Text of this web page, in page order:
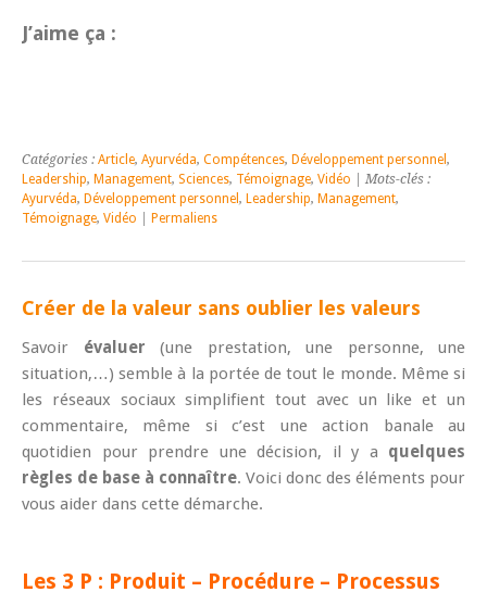
J’aime ça :
Catégories : Article, Ayurvéda, Compétences, Développement personnel ,
Leadership, Management, Sciences, Témoignage, Vidéo | Mots-clés :
Ayurvéda, Développement personnel , Leadership, Management,
Témoignage, Vidéo Permaliens
Créer de la valeur sans oublier les valeurs
Savoir évaluer (une prestation, une personne, une
situation,…) semble à la portée de tout le monde. Même si
les réseaux sociaux simplifient tout avec un like et un
commentaire, même si c’est une action banale au
quotidien pour prendre une décision, il y a quelques
règles de base à connaître. Voici donc des éléments pour
vous aider dans cette démarche.
Les 3 P : Produit – Procédure – Processus